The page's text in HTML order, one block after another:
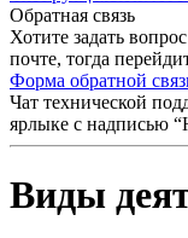
Обратная связь
Хотите задать
почте, тогда
Форма обратной
Чат технической
ярлыке с надписью
Виды